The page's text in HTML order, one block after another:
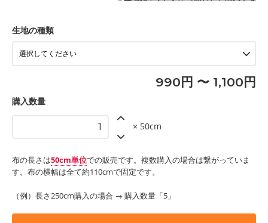
・パンツ、タックスカートなどのボトムス
もっと詳しく見る
・工作用エプロン
もっと詳しく見る
生地の種類
990円 〜 1,100円
購入数量
× 50cm
布の長さは50cm単位での販売です。複数購入の場合は繋がっていま
す。布の横幅は全て約110cmで固定です。
（例）長さ250cm購入の場合 → 購入数量「5」